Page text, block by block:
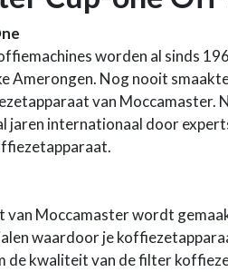
worden al sinds
Amerongen. Nog nooit
van Moccamaster.
jaren internationaal door
van Moccamaster wordt
waardoor je
de kwaliteit van de filter